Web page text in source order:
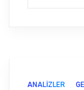
ANALIZLER